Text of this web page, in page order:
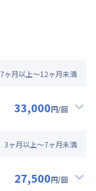
7ヶ月以上～12ヶ月未満
33,000円/回
3ヶ月以上～7ヶ月未満
27,500円/回